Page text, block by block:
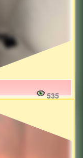
535